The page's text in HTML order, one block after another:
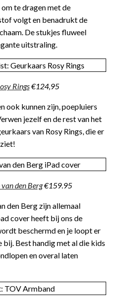
te dragen met de
volgt en benadrukt de
De stukjes fluweel
uitstraling.
Rings€124,95
ook kunnen zijn, poepluiers
jezelf en de rest van het
van Rosy Rings, die er
den Berg€159.95
den Berg zijn allemaal
cover heeft bij ons de
beschermd en je loopt er
bij. Best handig met al die kids
en overal laten